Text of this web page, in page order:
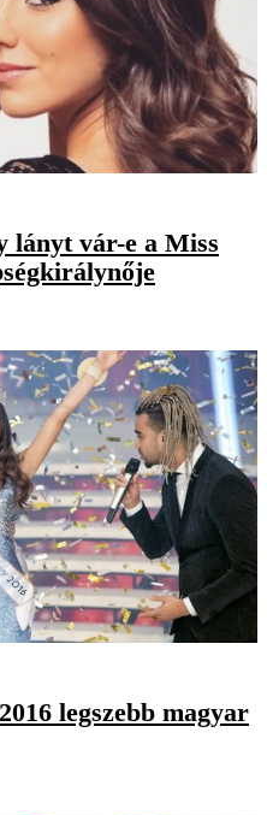
lányt vár-e a Miss
legszebb magyar